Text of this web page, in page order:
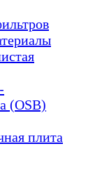
(OSB)
плита